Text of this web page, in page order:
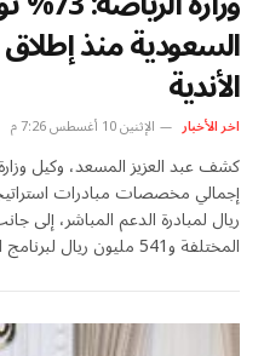
السعودية منذ
الأندية
اخر الأخبار الإثنين 10 أغسطس 7:26 م
كشف عبد العزيز المسعد، وكيل
المختلفة و541 مليون ريال لبرنامج الحوكمة.